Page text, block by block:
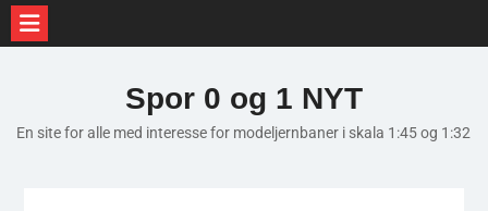
Spor 0 og 1 NYT
En site for alle med interesse for modeljernbaner i skala 1:45 og 1:32